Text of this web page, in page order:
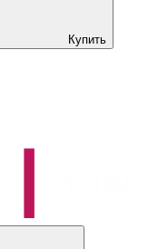
Купить